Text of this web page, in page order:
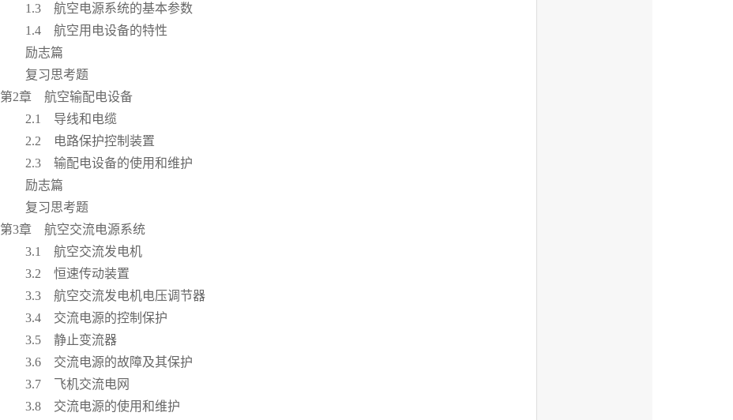
1.3 航空电源系统的基本参数
1.4 航空用电设备的特性
励志篇
复习思考题
第2章 航空输配电设备
2.1 导线和电缆
2.2 电路保护控制装置
2.3 输配电设备的使用和维护
励志篇
复习思考题
第3章 航空交流电源系统
3.1 航空交流发电机
3.2 恒速传动装置
3.3 航空交流发电机电压调节器
3.4 交流电源的控制保护
3.5 静止变流器
3.6 交流电源的故障及其保护
3.7 飞机交流电网
3.8 交流电源的使用和维护